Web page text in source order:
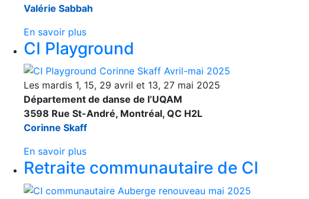
Valérie Sabbah
En savoir plus
CI Playground
Les mardis 1, 15, 29 avril et 13, 27 mai 2025
Département de danse de l’UQAM
3598 Rue St-André, Montréal, QC H2L
Corinne Skaff
En savoir plus
Retraite communautaire de CI